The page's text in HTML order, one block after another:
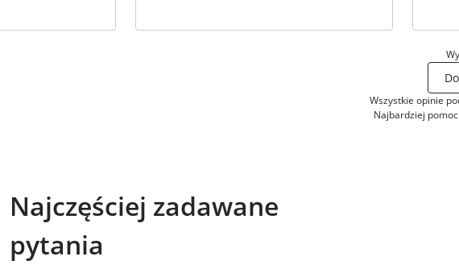
Wszystkie opinie
Najbardziej
Najczęściej zadawane
pytania